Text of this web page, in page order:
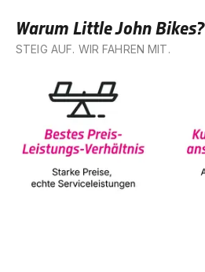
Warum Little John Bikes?
STEIG AUF. WIR FAHREN MIT.